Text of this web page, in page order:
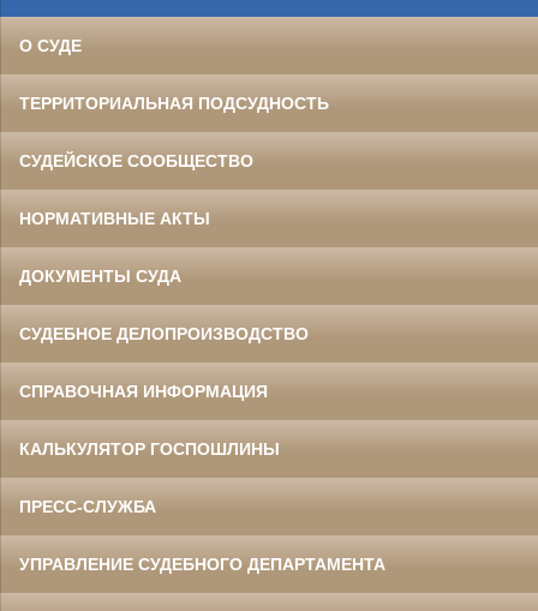
О СУДЕ
ТЕРРИТОРИАЛЬНАЯ ПОДСУДНОСТЬ
СУДЕЙСКОЕ СООБЩЕСТВО
НОРМАТИВНЫЕ АКТЫ
ДОКУМЕНТЫ СУДА
СУДЕБНОЕ ДЕЛОПРОИЗВОДСТВО
СПРАВОЧНАЯ ИНФОРМАЦИЯ
КАЛЬКУЛЯТОР ГОСПОШЛИНЫ
ПРЕСС-СЛУЖБА
УПРАВЛЕНИЕ СУДЕБНОГО ДЕПАРТАМЕНТА